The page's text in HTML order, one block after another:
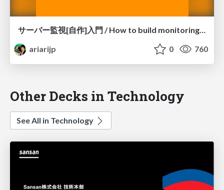
サーバー監視[自作]入門 / How to build monitoring system with Redash
ariarijp
0 760
Other Decks in Technology
See All in Technology